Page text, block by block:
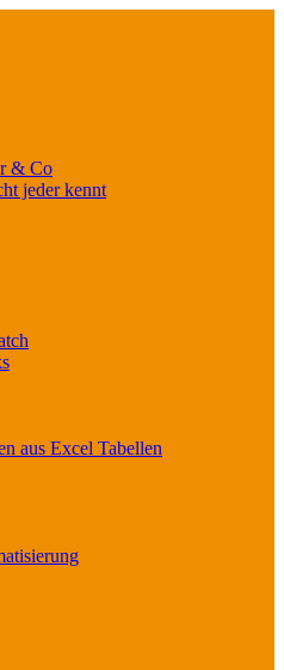
& Co
jeder kennt
aus Excel Tabellen